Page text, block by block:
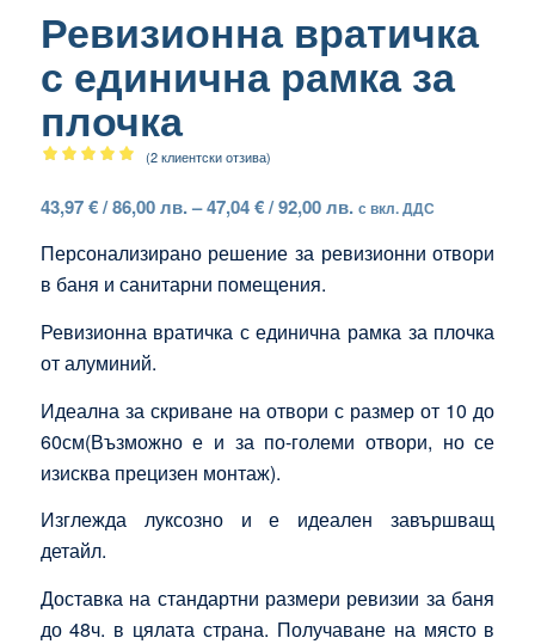
Ревизионна вратичка
с единична рамка за
плочка
5.00от 5,
базирано
на
2
оценки
(2клиентски отзива)
43,97€/ 86,00 лв.– 47,04€/ 92,00 лв.Price
43,97 €
through
/
92,00 лв.
с вкл. ДДС
Персонализирано решение за ревизионни отвори
в баня и санитарни помещения.
Ревизионна вратичка с единична рамка за плочка
от алуминий.
Идеална за скриване на отвори с размер от 10 до
60см(Възможно е и за по-големи отвори, но се
изисква прецизен монтаж).
Изглежда луксозно и е идеален завършващ
детайл.
Доставка на стандартни размери ревизии за баня
до 48ч. в цялата страна. Получаване на място в